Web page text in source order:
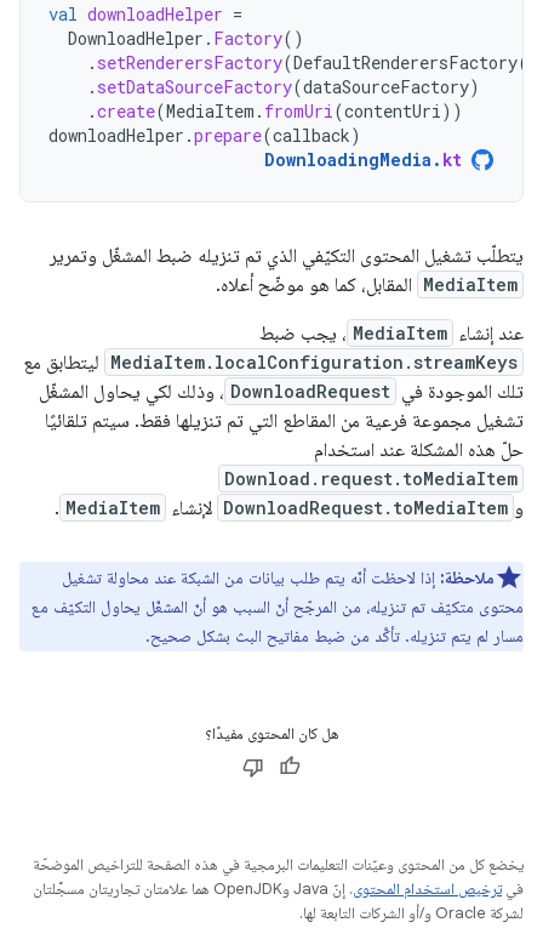
val downloadHelper =
DownloadHelper . Factory()
. setRenderersFactory(DefaultRenderersFactory(
. setDataSourceFactory(dataSourceFactory)
.create(MediaItem . fromUri (contentUri ))
downloadHelper .prepare(callback)
DownloadingMedia . kt
يتطلّب تشغيل المحتوى التكيّفي الذي تم تنزيله ضبط المشغّل وتمرير
MediaItem المقابل، كما هو موضّح أعلاه.
عند إنشاء MediaItem ، يجب ضبط
MediaItem.localConfiguration.streamKeys ليتطابق مع
تلك الموجودة في DownloadRequest ، وذلك لكي يحاول المشغّل
تشغيل مجموعة فرعية من المقاطع التي تم تنزيلها فقط. سيتم تلقائيًا
حلّ هذه المشكلة عند استخدام
Download.request.toMediaItem
و DownloadRequest.toMediaItem لإنشاء MediaItem
.
ملاحظة: إذا لاحظت أنّه يتم طلب بيانات من الشبكة عند محاولة تشغيل
محتوى متكيّف تم تنزيله، من المرجّح أنّ السبب هو أنّ المشغّل يحاول التكيّف مع
مسار لم يتم تنزيله. تأكَّد من ضبط مفاتيح البث بشكل صحيح.
هل كان المحتوى مفيدًا؟
يخضع كل من المحتوى وعيّنات التعليمات البرمجية في هذه الصفحة للتراخيص الموضحّة
فيترخيص استخدام المحتوى
. إنّ Java وOpenJDK هما علامتان تجاريتان مسجَّلتان
لشركة Oracle و/أو الشركات التابعة لها.